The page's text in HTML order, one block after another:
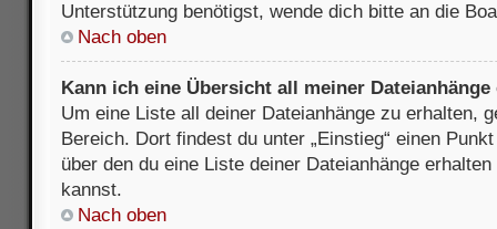
Unterstützung benötigst, wende dich bitte an die
Nach oben
Kann ich eine Übersicht all meiner Dateianhänge
Um eine Liste all deiner Dateianhänge zu erhalten,
Bereich. Dort findest du unter „Einstieg“ einen
über den du eine Liste deiner Dateianhänge
kannst.
Nach oben